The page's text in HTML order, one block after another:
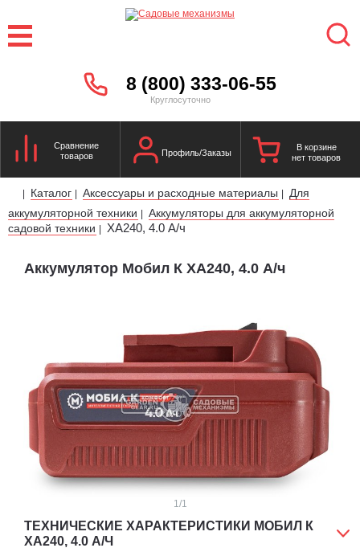
8 (800) 333-06-55
Круглосуточно
Сравнение
товаров
Профиль/Заказы
В корзине
нет товаров
| Каталог | Аксессуары и расходные материалы |
Для
аккумуляторной техники | Аккумуляторы для аккумуляторной
садовой техники | XA240, 4.0 А/ч
Аккумулятор Мобил К XA240, 4.0 А/ч
1/1
ТЕХНИЧЕСКИЕ ХАРАКТЕРИСТИКИ МОБИЛ К
XA240, 4.0 А/Ч